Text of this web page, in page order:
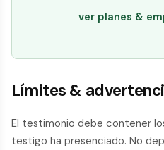
ver planes &
Límites &
El testimonio debe contener
testigo ha presenciado. No